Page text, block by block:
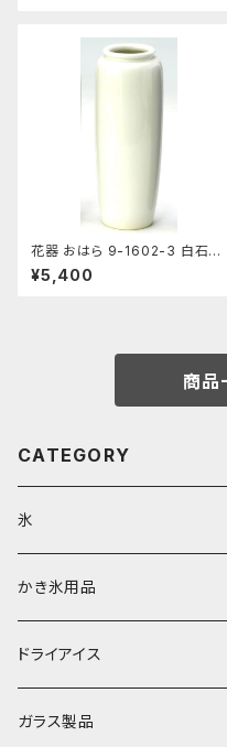
花器 おはら 9-1602-3 白石投
入 白 花瓶 フラワーベース
¥5,400
商品
CATEGORY
氷
富士天然水の氷
丸氷
直径70mm
角氷
かき氷用品
かき氷シロップ
無果汁1.8Lパック
かき氷機・かき氷器
ドライアイス
ドライアイス3ｋｇ
ガラス製品